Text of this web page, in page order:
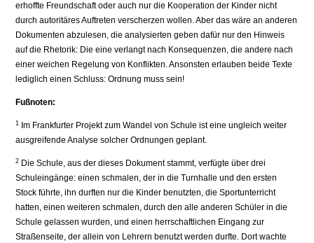
erhoffte Freundschaft oder auch nur die Kooperation der Kinder nicht
durch autoritäres Auftreten verscherzen wollen. Aber das wäre an anderen
Dokumen­ten abzulesen, die analysierten geben dafür nur den Hinweis
auf die Rhetorik: Die eine verlangt nach Konsequenzen, die andere nach
einer weichen Regelung von Kon­flikten. Ansonsten erlauben beide Texte
lediglich einen Schluss: Ordnung muss sein!
Fußnoten:
1
Im Frankfurter Projekt zum Wandel von Schule ist eine ungleich weiter
ausgreifende Analyse sol­cher Ordnungen geplant.
2 Die Schule, aus der dieses Dokument stammt, verfügte über drei
Schuleingänge: einen schmalen, der in die Turnhalle und den ersten
Stock führte, ihn durften nur die Kinder benutzten, die Sport­unterricht
hatten, einen weiteren schmalen, durch den alle anderen Schüler in die
Schule gelassen wurden, und einen herrschaftlichen Eingang zur
Straßenseite, der allein von Lehrern benutzt wer­den durfte. Dort wachte